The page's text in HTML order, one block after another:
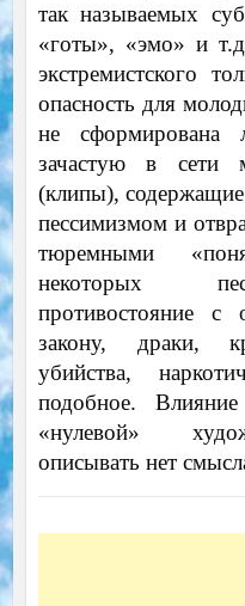
так называемых
«готы», «эмо» и
экстремистского
опасность для
не сформирована
зачастую в сети
(клипы),
пессимизмом и
тюремными
некоторых
противостояние с
закону, драки,
убийства,
подобное.
«нулевой»
описывать нет